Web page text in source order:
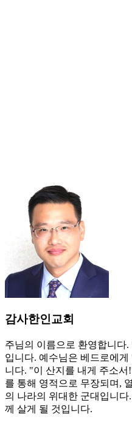
감사한인교회
주님의 이름으로 환영합니다
입니다. 예수님은 베드로에
니다. "이 산지를 내게 주소
를 통해 영적으로 무장되며,
의 나라의 위대한 군대입니
께 살게 될 것입니다.